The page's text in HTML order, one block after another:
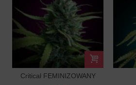
Critical FEMINIZOWANY